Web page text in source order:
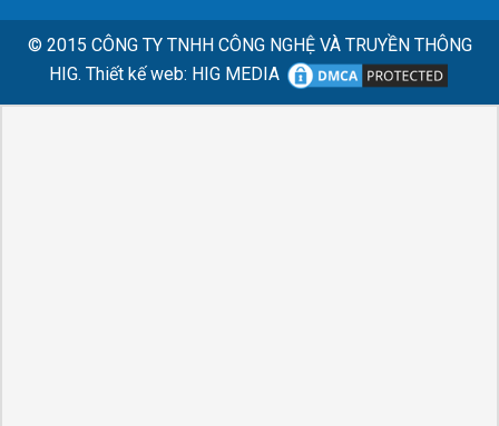
© 2015 CÔNG TY TNHH CÔNG NGHỆ VÀ TRUYỀN THÔNG
HIG. Thiết kế web: HIG MEDIA